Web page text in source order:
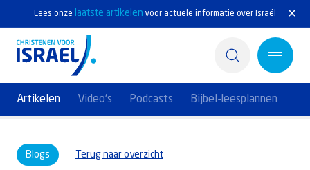
Lees onze laatste artikelen voor actuele informatie over Israël
Artikelen Video's Podcasts Bijbel-leesplannen
Actief
Blogs Terug naar overzicht